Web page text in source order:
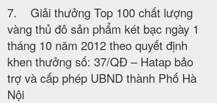
7. Giải thưởng Top 100 chất lượng
vàng thủ đô sản phẩm két bạc ngày 1
tháng 10 năm 2012 theo quyết định
khen thưởng số: 37/QĐ – Hatap bảo
trợ và cấp phép UBND thành Phố Hà
Nội